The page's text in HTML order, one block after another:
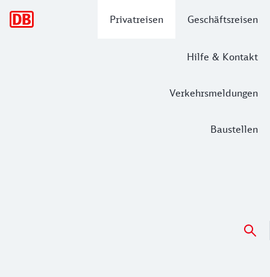
Privatreisen Geschäftsreisen
Hilfe & Kontakt
Verkehrsmeldungen
Baustellen